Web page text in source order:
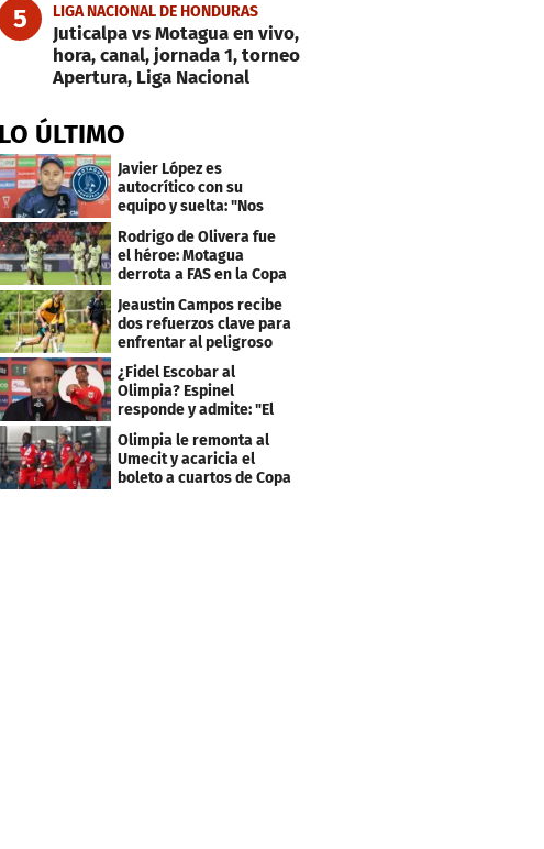
5 LIGA NACIONAL DE HONDURAS
Juticalpa vs Motagua en vivo,
hora, canal, jornada 1, torneo
Apertura, Liga Nacional
LO ÚLTIMO
Javier López es
autocrítico con su
equipo y suelta: "Nos
costó muchísimo..."
Rodrigo de Olivera fue
el héroe: Motagua
derrota a FAS en la Copa
Centroamericana
Jeaustin Campos recibe
dos refuerzos clave para
enfrentar al peligroso
Génesis FC
¿Fidel Escobar al
Olimpia? Espinel
responde y admite: "El
resultado fue corto"
Olimpia le remonta al
Umecit y acaricia el
boleto a cuartos de Copa